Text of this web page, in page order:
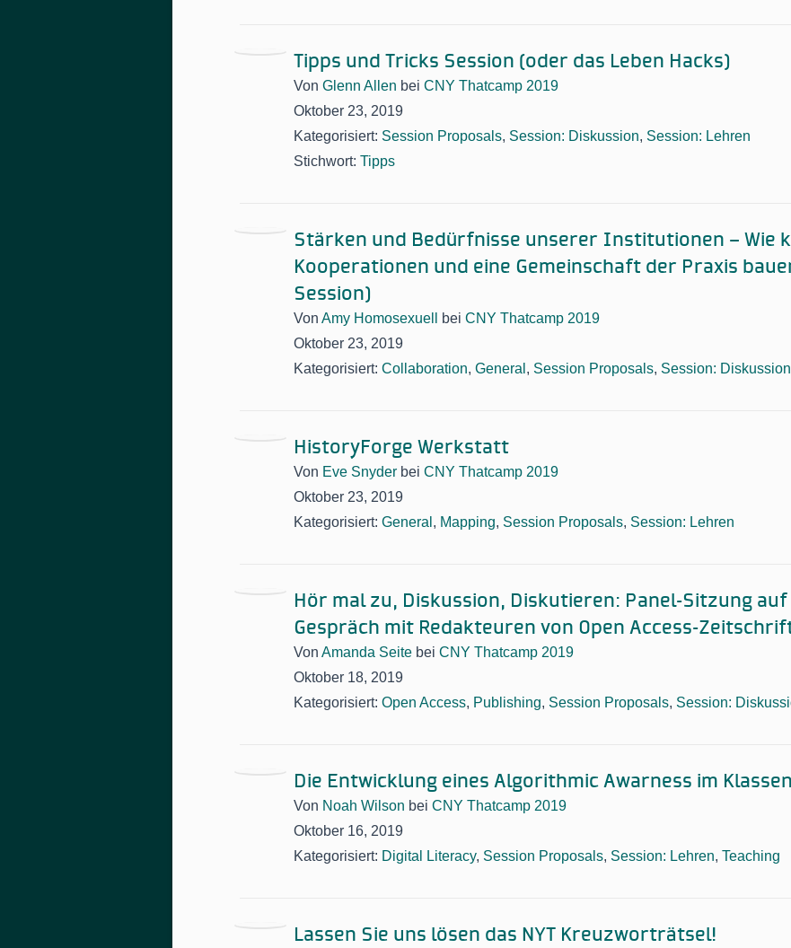
Tipps und Tricks Session (oder das Leben Hacks)
Von Glenn Allen bei CNY Thatcamp 2019
Oktober 23, 2019
Kategorisiert: Session Proposals, Session: Diskussion, Session: Lehren
Stichwort: Tipps
Stärken und Bedürfnisse unserer Institutionen – Wie
Kooperationen und eine Gemeinschaft der Praxis
Session)
Von Amy Homosexuell bei CNY Thatcamp 2019
Oktober 23, 2019
Kategorisiert: Collaboration, General , Session Proposals, Session: Diskussion
HistoryForge Werkstatt
Von Eve Snyder bei CNY Thatcamp 2019
Oktober 23, 2019
Kategorisiert: General , Mapping, Session Proposals, Session: Lehren
Hör mal zu, Diskussion, Diskutieren: Panel-Sitzung
Gespräch mit Redakteuren von Open Access-
Von Amanda Seite bei CNY Thatcamp 2019
Oktober 18, 2019
Kategorisiert: Open Access, Publishing, Session Proposals, Session:
Die Entwicklung eines Algorithmic Awarness im
Von Noah Wilson bei CNY Thatcamp 2019
Oktober 16, 2019
Kategorisiert: Digital Literacy, Session Proposals, Session: Lehren, Teaching
Lassen Sie uns lösen das NYT Kreuzworträtsel!